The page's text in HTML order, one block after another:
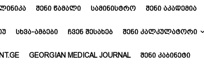
ᲨᲔᲜᲘ ᲬᲐᲛᲐᲚᲘ ᲡᲐᲛᲘᲜᲘᲡᲢᲠᲝ ᲨᲔᲜᲘ ᲐᲙᲐᲓᲔᲛᲘᲐ
ᲡᲮᲕᲐ-ᲐᲛᲑᲔᲑᲘ ᲩᲕᲔᲜ ᲨᲔᲡᲐᲮᲔᲑ ᲨᲔᲜᲘ ᲙᲐᲚᲙᲣᲚᲐᲢᲝᲠᲘ
GEORGIAN MEDICAL JOURNAL ᲨᲔᲜᲘ ᲙᲐᲑᲘᲜᲔᲢᲘ